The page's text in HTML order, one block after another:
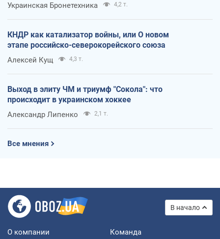
Украинская Бронетехника 4,2 т.
КНДР как катализатор войны, или О новом
этапе российско-северокорейского союза
Алексей Кущ 4,3 т.
Выход в элиту ЧМ и триумф "Сокола": что
происходит в украинском хоккее
Александр Липенко 2,1 т.
Все мнения
В начало
О компании Команда